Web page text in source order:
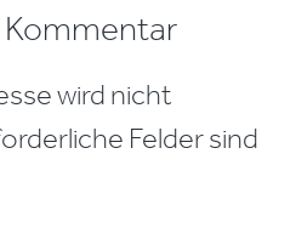
Kommentar
wird nicht
Felder sind